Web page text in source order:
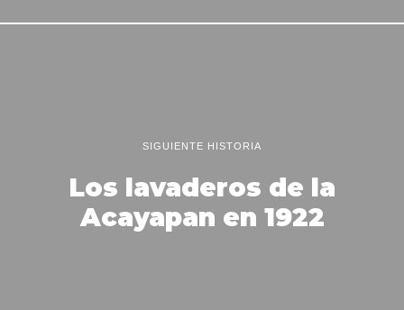
SIGUIENTE HISTORIA
Los lavaderos de la
Acayapan en 1922